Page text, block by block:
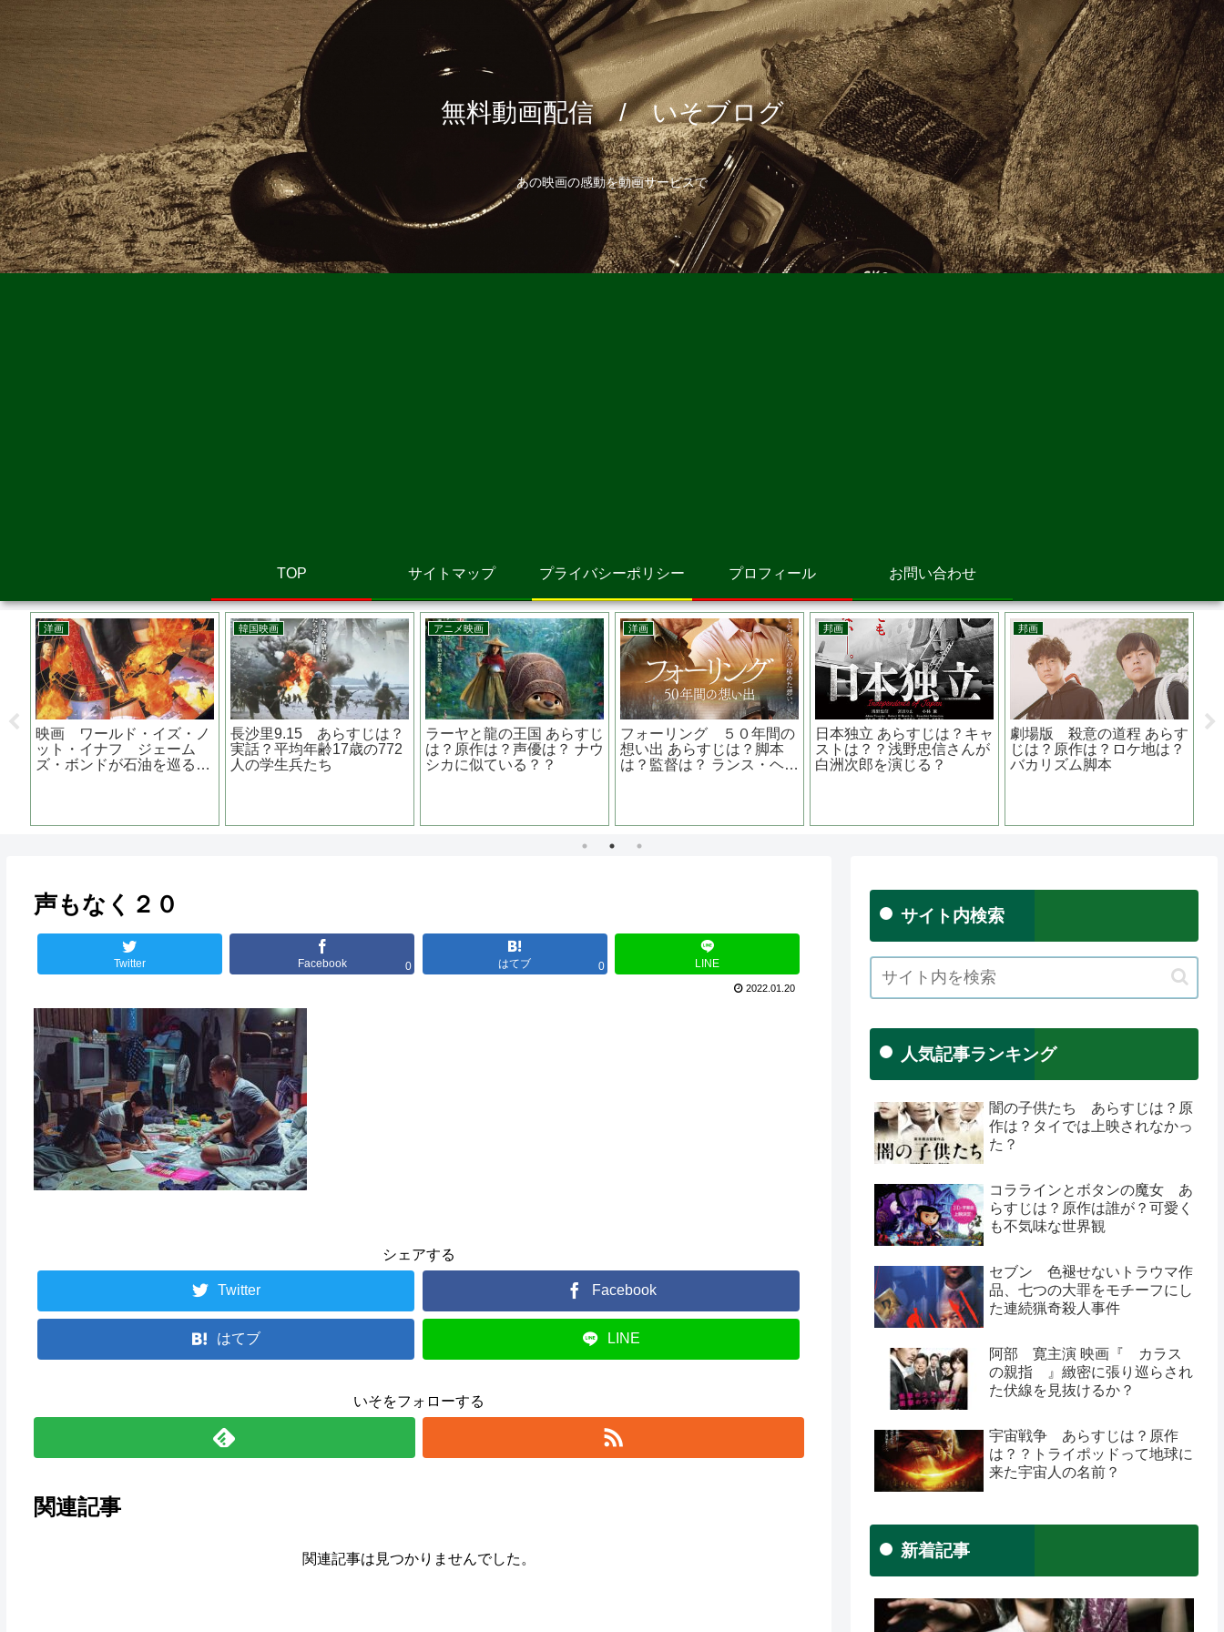
無料動画配信 / いそブログ
あの映画の感動を動画サービスで
TOP サイトマップ プライバシーポリシー プロフィール お問い合わせ
道程 あらす
ロケ地は？
洋画
ビバリウム あらすじは？原
作は？トラウマ必至！恐怖
の子育てスリラー
邦画 邦画
先生を消す方程式の田中圭
主演『びったれ!!!（劇場
版）』伝説の極道が庶民の
邦画
共演NGの中井貴一主演
『日本の黒い夏 冤罪』 あ
の松本サリン事件を描く
韓国映画
海にかかる霧 あらすじ
は？実話？？実話ならどれ
くらいの被害者が？
韓国映画
夏時間 あらすじは？
トは？監督は？ 釜山
画祭４部門受賞作品
声もなく２０
Twitter Facebook 0 はてブ 0 LINE
2022.01.20
シェアする
Twitter Facebook
はてブ LINE
いそをフォローする
関連記事
関連記事は見つかりませんでした。
サイト内検索
人気記事ランキング
闇の子供たち あらすじは？原
作は？タイでは上映されなかっ
た？
コララインとボタンの魔女 あ
らすじは？原作は誰が？可愛く
も不気味な世界観
セブン 色褪せないトラウマ作
品、七つの大罪をモチーフにし
た連続猟奇殺人事件
阿部 寛主演 映画『 カラス
の親指 』緻密に張り巡らされ
た伏線を見抜けるか？
宇宙戦争 あらすじは？原作
は？？トライポッドって地球に
来た宇宙人の名前？
新着記事